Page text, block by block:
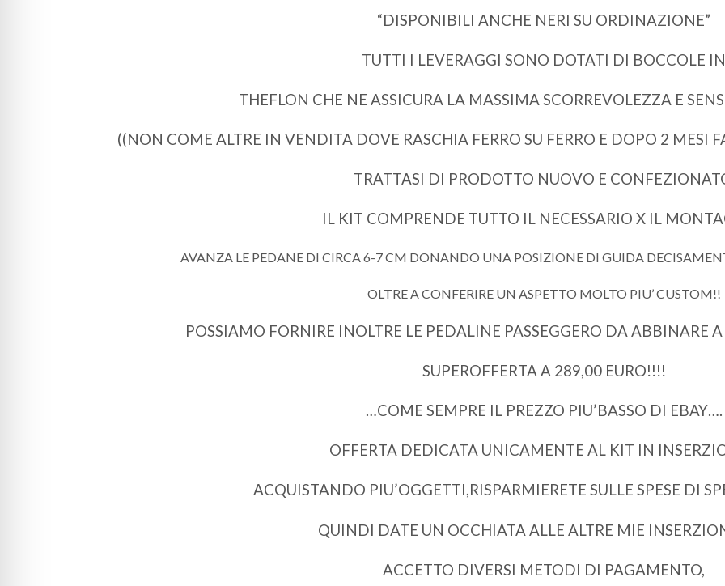
“DISPONIBILI ANCHE NERI SU ORDINAZIONE”
TUTTI I LEVERAGGI SONO DOTATI DI BOCCOLE IN
THEFLON CHE NE ASSICURA LA MASSIMA SCORREVOLEZZA E
((NON COME ALTRE IN VENDITA DOVE RASCHIA FERRO SU FERRO E DOPO 2 MESI
TRATTASI DI PRODOTTO NUOVO E
IL KIT COMPRENDE TUTTO IL NECESSARIO X IL
AVANZA LE PEDANE DI CIRCA 6-7 CM DONANDO UNA POSIZIONE DI GUIDA
OLTRE A CONFERIRE UN ASPETTO MOLTO PIU’ CUSTOM!!
POSSIAMO FORNIRE INOLTRE LE PEDALINE PASSEGGERO DA ABBINARE
SUPEROFFERTA A 289,00 EURO!!!!
…COME SEMPRE IL PREZZO PIU’BASSO DI EBAY….
OFFERTA DEDICATA UNICAMENTE AL KIT IN
ACQUISTANDO PIU’OGGETTI,RISPARMIERETE SULLE SPESE DI
QUINDI DATE UN OCCHIATA ALLE ALTRE MIE
ACCETTO DIVERSI METODI DI PAGAMENTO,